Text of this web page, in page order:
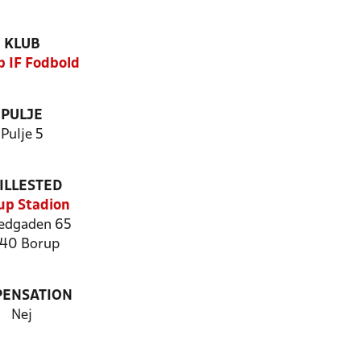
KLUB
IF Fodbold
PULJE
Pulje 5
Stadion
65
Borup
Nej